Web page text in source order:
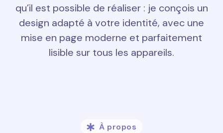
qu’il est possible de réaliser : je conçois un
design adapté à votre identité, avec une
mise en page moderne et parfaitement
lisible sur tous les appareils.
À propos